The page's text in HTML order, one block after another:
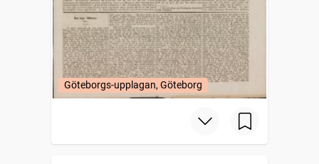
Göteborgs-upplagan, Göteborg